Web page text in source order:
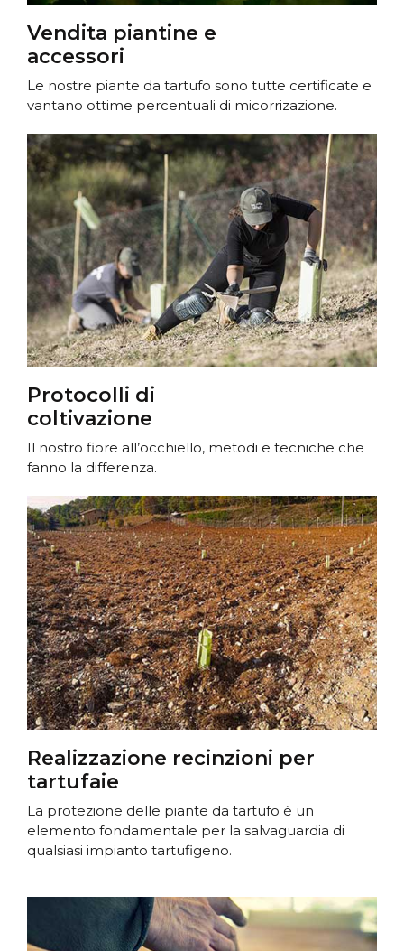
Vendita piantine e
accessori
Le nostre piante da tartufo sono tutte certificate e
vantano ottime percentuali di micorrizazione.
Protocolli di
coltivazione
Il nostro fiore all’occhiello, metodi e tecniche che
fanno la differenza.
Realizzazione recinzioni per
tartufaie
La protezione delle piante da tartufo è un
elemento fondamentale per la salvaguardia di
qualsiasi impianto tartufigeno.